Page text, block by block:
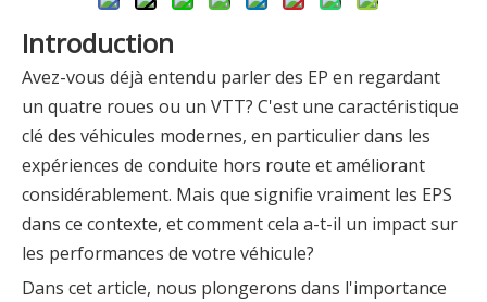
Introduction
Avez-vous déjà entendu parler des EP en regardant
un quatre roues ou un VTT? C'est une caractéristique
clé des véhicules modernes, en particulier dans les
expériences de conduite hors route et améliorant
considérablement. Mais que signifie vraiment les EPS
dans ce contexte, et comment cela a-t-il un impact sur
les performances de votre véhicule?
Dans cet article, nous plongerons dans l'importance